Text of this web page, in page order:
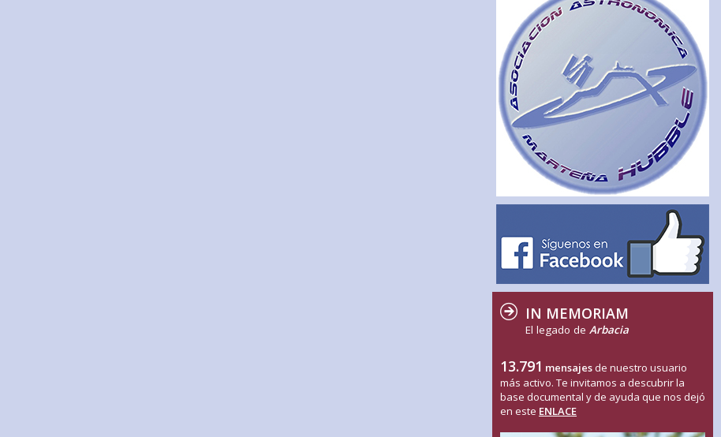
IN MEMORIAM
El legado de Arbacia
13.791 mensajes de nuestro usuario
más activo. Te invitamos a descubrir la
base documental y de ayuda que nos dejó
en este ENLACE